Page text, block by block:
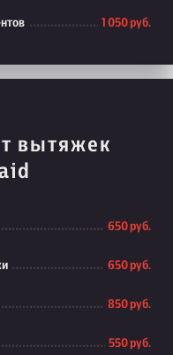
1 050 руб.
вытяжек
650 руб.
650 руб.
850 руб.
550 руб.